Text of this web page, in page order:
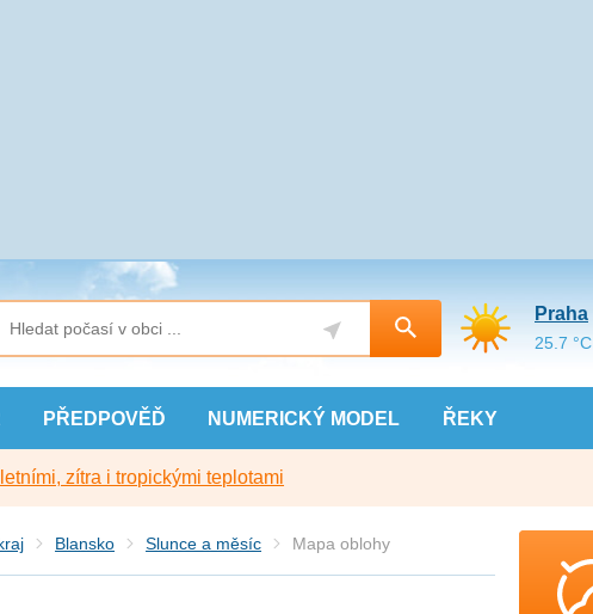
PŘEDPOVĚĎ NUMERICKÝ MODEL ŘEKY
Praha
25.7 °C
zítra i tropickými teplotami
Blansko Slunce a měsíc Mapa oblohy